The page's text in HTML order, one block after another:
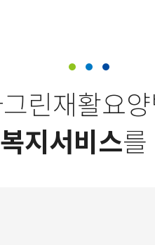
린재활요
지서비스를